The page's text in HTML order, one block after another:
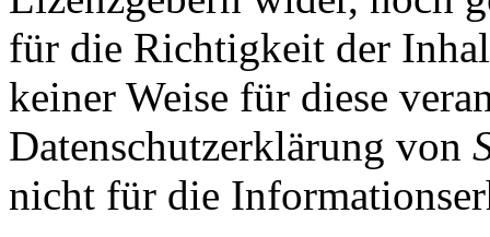
für die Richtigkeit der
keiner Weise für diese
Datenschutzerklärung von
nicht für die